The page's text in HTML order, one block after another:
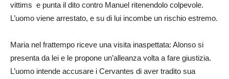
vittims e punta il dito contro Manuel ritenendolo colpevole.
L’uomo viene arrestato, e su di lui incombe un rischio estremo.
Maria nel frattempo riceve una visita inaspettata: Alonso si
presenta da lei e le propone un’alleanza volta a fare giustizia.
L’uomo intende accusare i Cervantes di aver tradito sua